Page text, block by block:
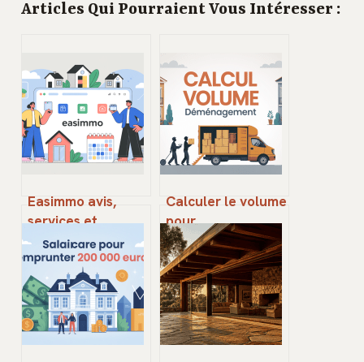
Articles Qui Pourraient Vous Intéresser :
Easimmo avis,
services et
alternatives pour
simplifier votre
gestion
immobilière
Calculer le volume
pour
déménagement :
méthode simple,
tableaux et
astuces